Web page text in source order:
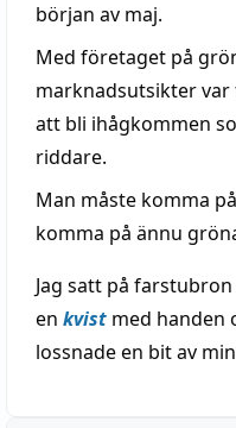
början av maj.
Med företaget på
marknadsutsikter
att bli ihågkommen
riddare.
Man måste komma
komma på ännu
Jag satt på
en kvist med handen
lossnade en bit av